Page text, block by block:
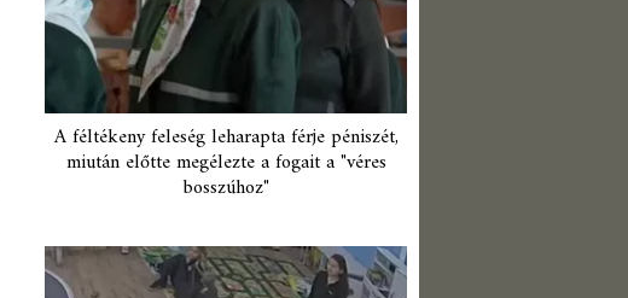
A féltékeny feleség leharapta férje péniszét,
miután előtte megélezte a fogait a "véres
bosszúhoz"